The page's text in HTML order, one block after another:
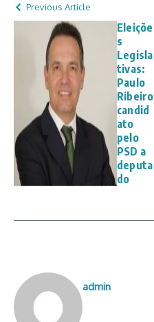
Previous Article
Eleiçõe
s
Legisla
tivas:
Paulo
Ribeiro
candid
ato
pelo
PSD a
deputa
do
admin